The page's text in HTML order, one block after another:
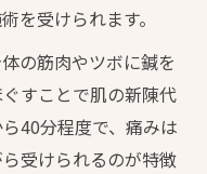
を受けられます。
の筋肉やツボに鍼を
すことで肌の新陳代
40分程度で、痛みは
受けられるのが特徴